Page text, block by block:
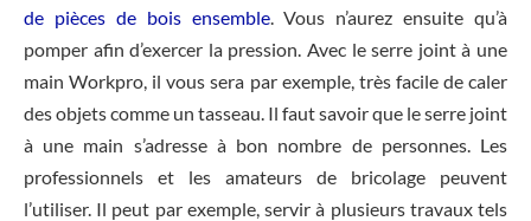
de pièces de bois ensemble. Vous n’aurez ensuite qu’à
pomper afin d’exercer la pression. Avec le serre joint à une
main Workpro, il vous sera par exemple, très facile de caler
des objets comme un tasseau. Il faut savoir que le serre joint
à une main s’adresse à bon nombre de personnes. Les
professionnels et les amateurs de bricolage peuvent
l’utiliser. Il peut par exemple, servir à plusieurs travaux tels